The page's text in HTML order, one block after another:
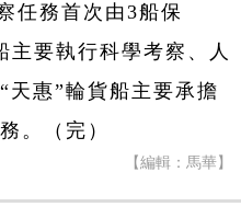
任務首次由3船保
主要執行科學考察、人
天惠”輪貨船主要承擔
。（完）
【編輯：馬華】